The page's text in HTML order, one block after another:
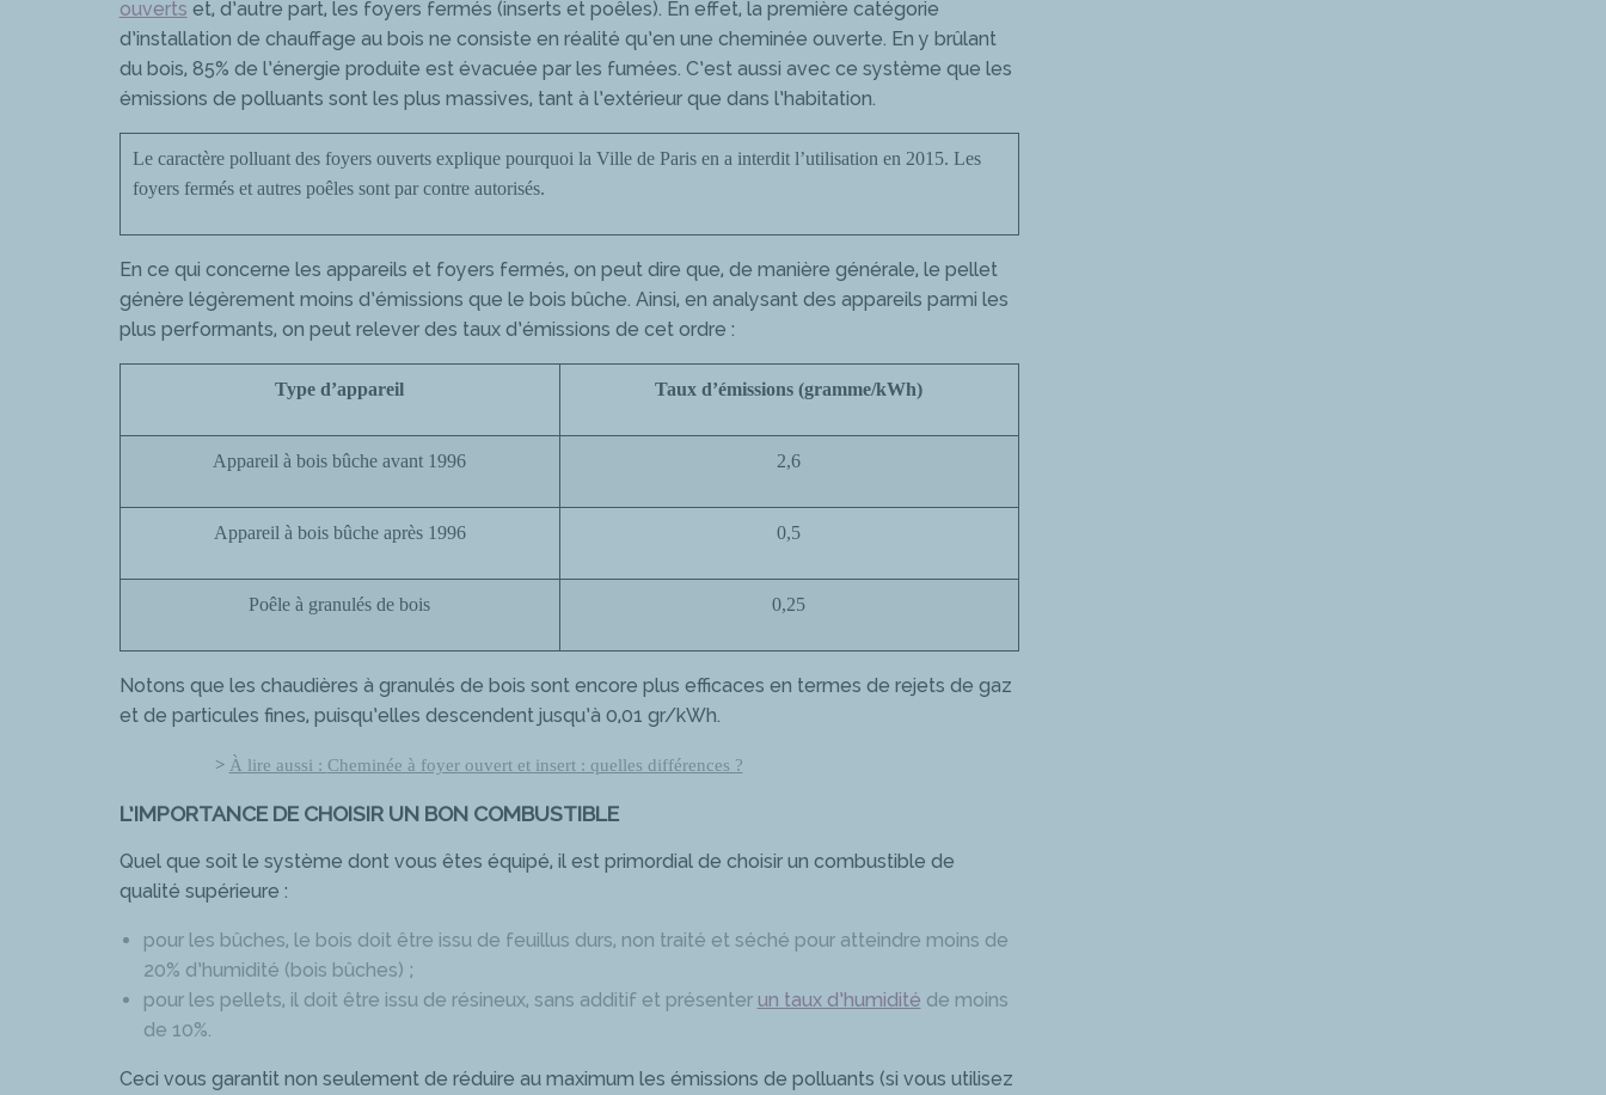
ouverts et, d’autre part, les foyers fermés (inserts et poêles). En effet, la première catégorie
d’installation de chauffage au bois ne consiste en réalité qu’en une cheminée ouverte. En y brûlant
du bois, 85% de l’énergie produite est évacuée par les fumées. C’est aussi avec ce système que les
émissions de polluants sont les plus massives, tant à l’extérieur que dans l’habitation.
Le caractère polluant des foyers ouverts explique pourquoi la Ville de Paris en a interdit l’utilisation en 2015. Les
foyers fermés et autres poêles sont par contre autorisés.
En ce qui concerne les appareils et foyers fermés, on peut dire que, de manière générale, le pellet
génère légèrement moins d’émissions que le bois bûche. Ainsi, en analysant des appareils parmi les
plus performants, on peut relever des taux d’émissions de cet ordre :
Type d’appareil Taux d’émissions (gramme/kWh)
Appareil à bois bûche avant 1996 2,6
Appareil à bois bûche après 1996 0,5
Poêle à granulés de bois 0,25
Notons que les chaudières à granulés de bois sont encore plus efficaces en termes de rejets de gaz
et de particules fines, puisqu’elles descendent jusqu’à 0,01 gr/kWh.
> À lire aussi : Cheminée à foyer ouvert et insert : quelles différences ?
L’IMPORTANCE DE CHOISIR UN BON COMBUSTIBLE
Quel que soit le système dont vous êtes équipé, il est primordial de choisir un combustible de
qualité supérieure :
pour les bûches, le bois doit être issu de feuillus durs, non traité et séché pour atteindre moins de
20% d’humidité (bois bûches) ;
pour les pellets, il doit être issu de résineux, sans additif et présenter un taux d’humidité de moins
de 10%.
Ceci vous garantit non seulement de réduire au maximum les émissions de polluants (si vous utilisez